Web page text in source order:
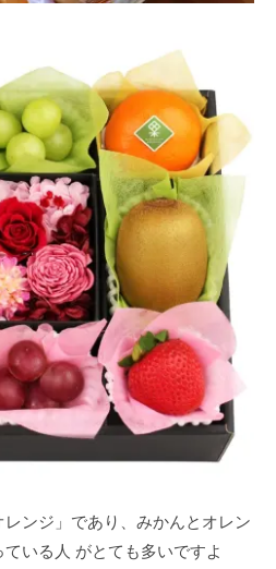
ンジ」であり、みかんとオレン
いる人 がとても多いですよ